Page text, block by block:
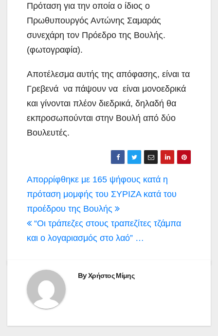
Πρόταση για την οποία ο ίδιος ο
Πρωθυπουργός Αντώνης Σαμαράς
συνεχάρη τον Πρόεδρο της Βουλής.
(φωτογραφία).
Αποτέλεσμα αυτής της απόφασης, είναι τα
Γρεβενά να πάψουν να είναι μονοεδρικά
και γίνονται πλέον διεδρικά, δηλαδή θα
εκπροσωπούνται στην Βουλή από δύο
Βουλευτές.
Πλοήγηση
άρθρων
Απορρίφθηκε με 165 ψήφους κατά η
πρόταση μομφής του ΣΥΡΙΖΑ κατά του
προέδρου της Βουλής
“Οι τράπεζες στους τραπεζίτες τζάμπα
και ο λογαριασμός στο λαό” …
ByΧρήστος Μίμης